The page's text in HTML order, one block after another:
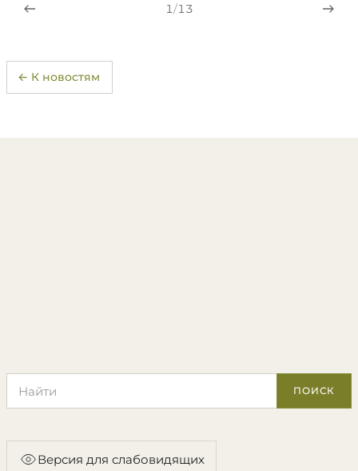
1/13
← К новостям
ПОИСК
Версия для слабовидящих